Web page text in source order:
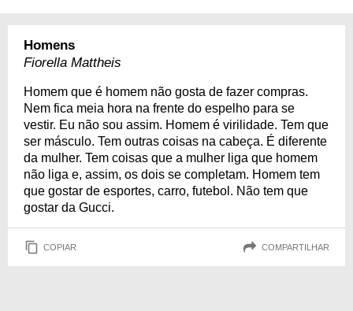
Homens
Fiorella Mattheis
Homem que é homem não gosta de fazer compras.
Nem fica meia hora na frente do espelho para se
vestir. Eu não sou assim. Homem é virilidade. Tem que
ser másculo. Tem outras coisas na cabeça. É diferente
da mulher. Tem coisas que a mulher liga que homem
não liga e, assim, os dois se completam. Homem tem
que gostar de esportes, carro, futebol. Não tem que
gostar da Gucci.
COPIAR COMPARTILHAR